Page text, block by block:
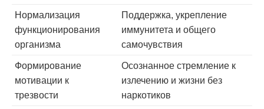
Нормализация
функционирования
организма
Поддержка, укрепление
иммунитета и общего
самочувствия
Формирование
мотивации к
трезвости
Осознанное стремление к
излечению и жизни без
наркотиков